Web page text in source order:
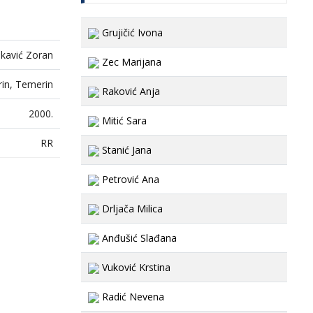
Zoran
Temerin
2000.
RR
Grujičić Ivona
Zec Marijana
Raković Anja
Mitić Sara
Stanić Jana
Petrović Ana
Drljača Milica
Anđušić Slađana
Vuković Krstina
Radić Nevena